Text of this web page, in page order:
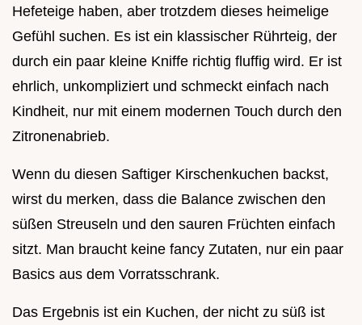
Hefeteige haben, aber trotzdem dieses heimelige
Gefühl suchen. Es ist ein klassischer Rührteig, der
durch ein paar kleine Kniffe richtig fluffig wird. Er ist
ehrlich, unkompliziert und schmeckt einfach nach
Kindheit, nur mit einem modernen Touch durch den
Zitronenabrieb.
Wenn du diesen Saftiger Kirschenkuchen backst,
wirst du merken, dass die Balance zwischen den
süßen Streuseln und den sauren Früchten einfach
sitzt. Man braucht keine fancy Zutaten, nur ein paar
Basics aus dem Vorratsschrank.
Das Ergebnis ist ein Kuchen, der nicht zu süß ist